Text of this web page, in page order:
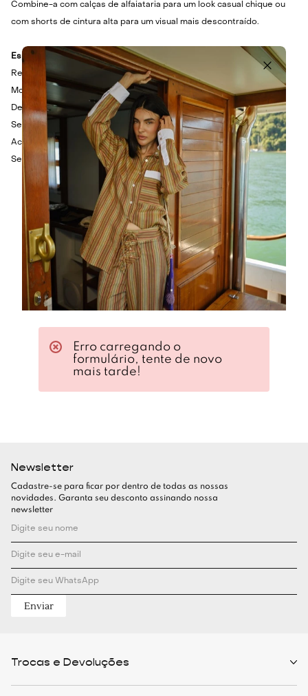
Combine-a com calças de alfaiataria para um look casual chique ou
com shorts de cintura alta para um visual mais descontraído.
Especificações Técnicas
Regata em malha de viscose
Modelagem ajustada
Decote redondo
Sem mangas
Acabamento canelado
Sem fechamento
Newsletter
Cadastre-se para ficar por dentro de todas as nossas
novidades. Garanta seu desconto assinando nossa
newsletter
Enviar
Trocas e Devoluções
Erro carregando o
formulário, tente de novo
mais tarde!